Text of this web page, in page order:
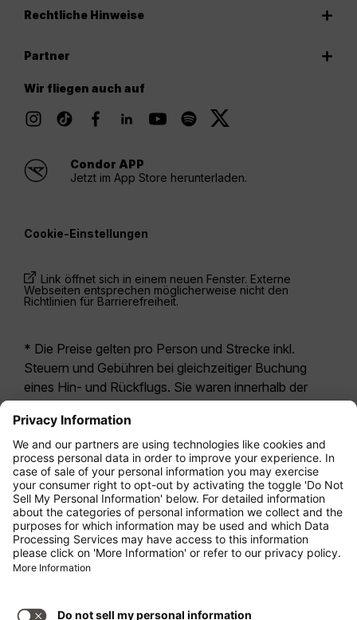
Rechtliche Hinweise
Partner
Wir fliegen auch auf
Condor APP
Jetzt im App Store herunterladen.
Cookie-Einstellungen
Link öffnet sich in einem neuen Fenster. Externe
Webseiten entsprechen möglicherweise nicht den
Richtlinien für Barrierefreiheit.
* Die Preise gelten pro Person und Strecke inkl.
Steuern und Gebühren bei gleichzeitiger Buchung
eines Hin- und Rückflugs. Sie waren innerhalb der
möglicherweise nicht mehr aktuell. Bei den für die
Economy Class angegebenen Tarifen handelt es
sich i.d.R. um Economy Zero, unsere restriktivste
Tarifoption. Es können hierfür zusätzliche Gebühren
fürAufgabegepäckoder für andere optionale
Leistungen anfallen. Es gelten dieAllgemeinen
Geschäftsbedingungen .